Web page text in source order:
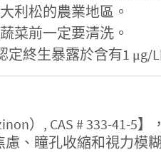
利松的農業地區。
菜前一定要清洗。
定終生暴露於含有1
）, CAS # 333-41-
、瞳孔收縮和視力模糊